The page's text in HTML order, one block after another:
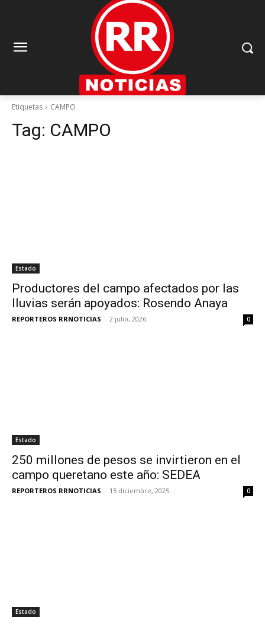
Etiquetas CAMPO
Tag: CAMPO
Estado
Productores del campo afectados por las
lluvias serán apoyados: Rosendo Anaya
REPORTEROS RRNOTICIAS - 2 julio, 2026 0
Estado
250 millones de pesos se invirtieron en el
campo queretano este año: SEDEA
REPORTEROS RRNOTICIAS - 15 diciembre, 2025 0
Estado